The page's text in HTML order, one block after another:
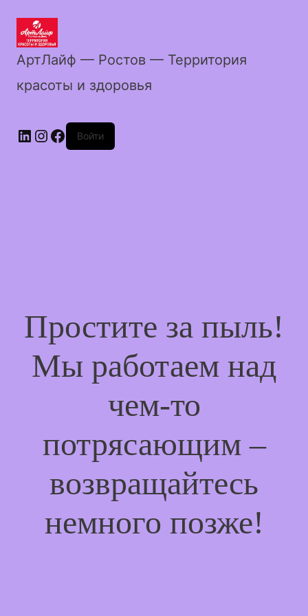
АртЛайф — Ростов — Территория
красоты и здоровья
LinkedIn
Instagram
Facebook
Войти
Простите за пыль!
Мы работаем над
чем-то
потрясающим –
возвращайтесь
немного позже!